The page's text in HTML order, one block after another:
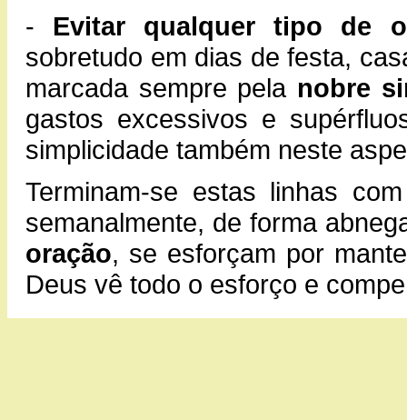
- Evitar qualquer tipo de
sobretudo em dias de festa,
marcada sempre pela nobre
gastos excessivos e
simplicidade também neste
Terminam-se estas linhas
semanalmente, de forma
oração, se esforçam por
Deus vê todo o esforço e